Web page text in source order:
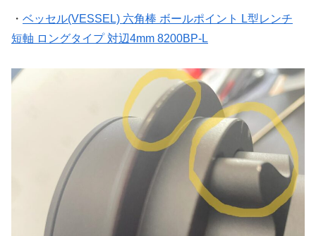
・ ベッセル(VESSEL) 六角棒 ボールポイント L型レンチ
短軸 ロングタイプ 対辺4mm 8200BP-L